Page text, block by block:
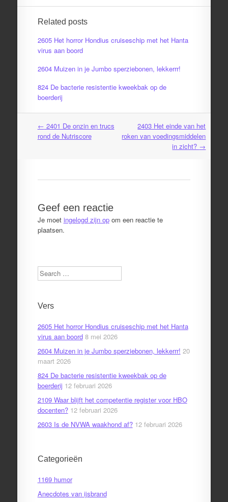
Related posts
2605 Het horror Hondius cruiseschip met het Hanta
virus aan boord
2604 Muizen in je Jumbo sperziebonen, lekkerrr!
824 De bacterie resistentie kweekbak op de
boerderij
Post
navigation
← 2401 De onzin en trucs
rond de Nutriscore
2403 Het einde van het
roken van voedingsmiddelen
in zicht? →
Geef een reactie
Je moet ingelogd zijn opom een reactie te
plaatsen.
Search
Vers
2605 Het horror Hondius cruiseschip met het Hanta
virus aan boord 8 mei 2026
2604 Muizen in je Jumbo sperziebonen, lekkerrr! 20
maart 2026
824 De bacterie resistentie kweekbak op de
boerderij 12 februari 2026
2109 Waar blijft het competentie register voor HBO
docenten? 12 februari 2026
2603 Is de NVWA waakhond af? 12 februari 2026
Categorieën
1169 humor
Anecdotes van ijsbrand